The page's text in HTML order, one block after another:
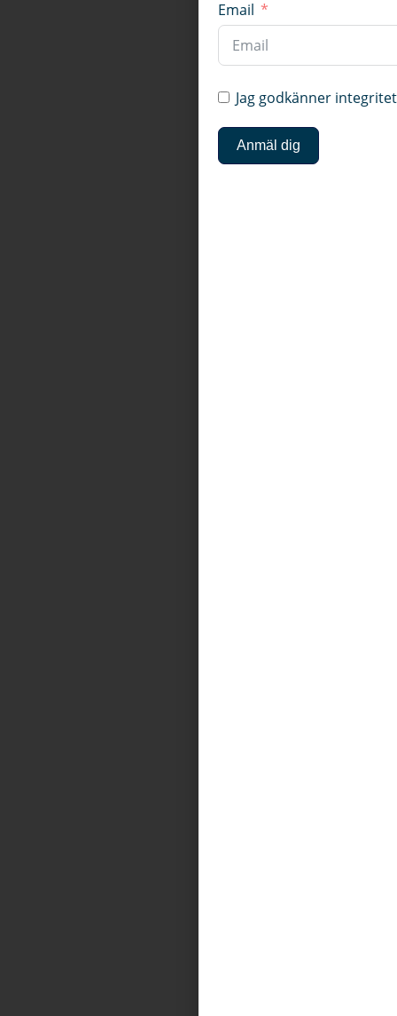
Email
Jag godkänner
Anmäl dig